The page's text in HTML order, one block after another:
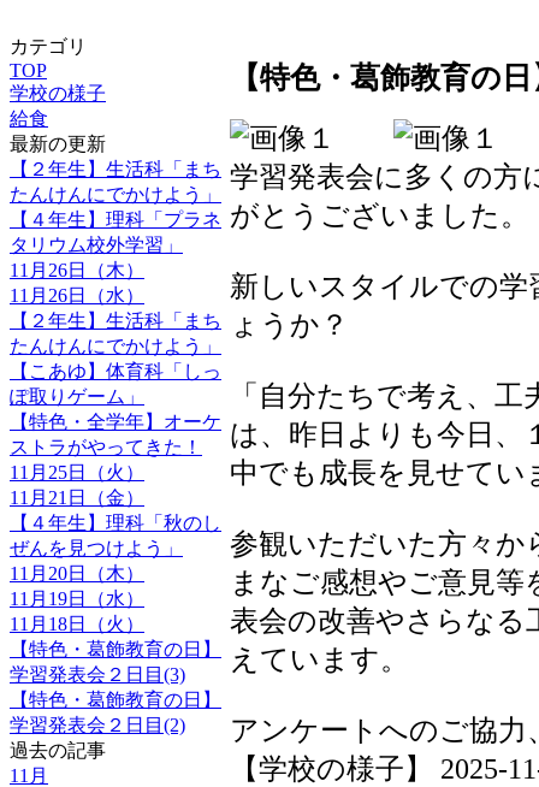
カテゴリ
TOP
学校の様子
給食
最新の更新
【２年生】生活科「まち
たんけんにでかけよう」
【４年生】理科「プラネ
タリウム校外学習」
11月26日（木）
11月26日（水）
【２年生】生活科「まち
たんけんにでかけよう」
【こあゆ】体育科「しっ
ぽ取りゲーム」
【特色・全学年】オーケ
ストラがやってきた！
11月25日（火）
11月21日（金）
【４年生】理科「秋のし
ぜんを見つけよう」
11月20日（木）
11月19日（水）
11月18日（火）
【特色・葛飾教育の日】
学習発表会２日目(3)
【特色・葛飾教育の日】
学習発表会２日目(2)
過去の記事
11月
【特色・葛飾教育の
学習発表会に多くの方
がとうございました。
新しいスタイルでの
ょうか？
「自分たちで考え、
は、昨日よりも今日、
中でも成長を見せてい
参観いただいた方々
まなご感想やご意見
表会の改善やさらなる
えています。
アンケートへのご協
【学校の様子】 2025-